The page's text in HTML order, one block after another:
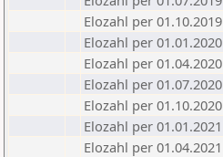
Elozahl per 01.10.2019
Elozahl per 01.01.2020
Elozahl per 01.04.2020
Elozahl per 01.07.2020
Elozahl per 01.10.2020
Elozahl per 01.01.2021
Elozahl per 01.04.2021